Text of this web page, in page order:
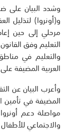
وشدد البيان على
و(أونروا) لتذليل
مرحلي إلى حين
التعليم وفق
والتعليم في
العربية المضيفة
وأعرب البيان عن
المضيفة في تأمين
مواصلة دعم
والاجتماعي